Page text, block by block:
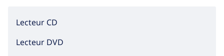
lecteur CD
lecteur DVD